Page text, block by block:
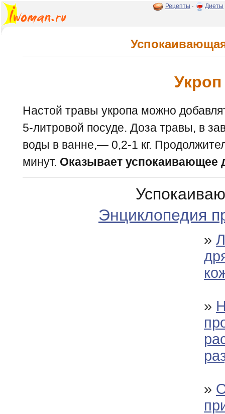
Рецепты · Диеты
Укроп
Настой травы укропа можно
5-литровой посуде. Доза травы, в
воды в ванне,— 0,2-1 кг.
минут. Оказывает успокаивающее
Энциклопедия
»
»
»